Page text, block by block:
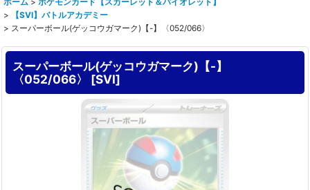
>
【SVI】バトルアカデミー
> スーパーボール(ゲッコウガマーク)【-】〈052/066〉
スーパーボール(ゲッコウガマーク)【-】
〈052/066〉
[SVI]